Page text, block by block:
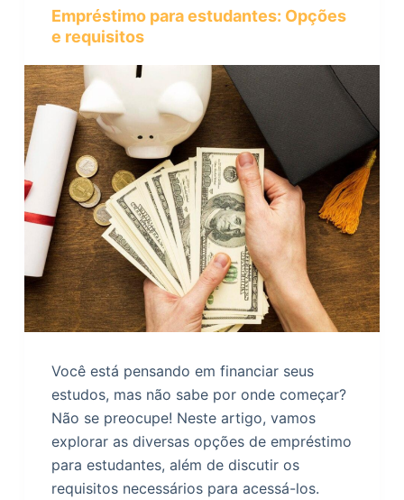
Empréstimo para estudantes: Opções
e requisitos
Você está pensando em financiar seus
estudos, mas não sabe por onde começar?
Não se preocupe! Neste artigo, vamos
explorar as diversas opções de empréstimo
para estudantes, além de discutir os
requisitos necessários para acessá-los.